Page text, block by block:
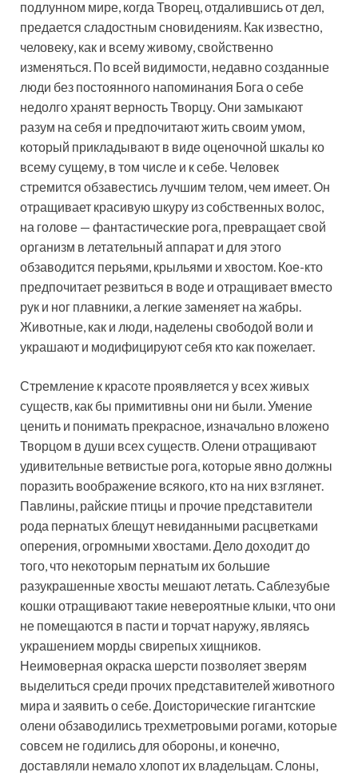
подлунном мире, когда Творец, отдалившись от дел,
предается сладостным сновидениям. Как известно,
человеку, как и всему живому, свойственно
изменяться. По всей видимости, недавно созданные
люди без постоянного напоминания Бога о себе
недолго хранят верность Творцу. Они замыкают
разум на себя и предпочитают жить своим умом,
который прикладывают в виде оценочной шкалы ко
всему сущему, в том числе и к себе. Человек
стремится обзавестись лучшим телом, чем имеет. Он
отращивает красивую шкуру из собственных волос,
на голове — фантастические рога, превращает свой
организм в летательный аппарат и для этого
обзаводится перьями, крыльями и хвостом. Кое-кто
предпочитает резвиться в воде и отращивает вместо
рук и ног плавники, а легкие заменяет на жабры.
Животные, как и люди, наделены свободой воли и
украшают и модифицируют себя кто как пожелает.
Стремление к красоте проявляется у всех живых
существ, как бы примитивны они ни были. Умение
ценить и понимать прекрасное, изначально вложено
Творцом в души всех существ. Олени отращивают
удивительные ветвистые рога, которые явно должны
поразить воображение всякого, кто на них взглянет.
Павлины, райские птицы и прочие представители
рода пернатых блещут невиданными расцветками
оперения, огромными хвостами. Дело доходит до
того, что некоторым пернатым их большие
разукрашенные хвосты мешают летать. Саблезубые
кошки отращивают такие невероятные клыки, что они
не помещаются в пасти и торчат наружу, являясь
украшением морды свирепых хищников.
Неимоверная окраска шерсти позволяет зверям
выделиться среди прочих представителей животного
мира и заявить о себе. Доисторические гигантские
олени обзаводились трехметровыми рогами, которые
совсем не годились для обороны, и конечно,
доставляли немало хлопот их владельцам. Слоны,